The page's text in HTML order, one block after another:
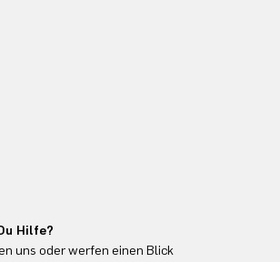
Hilfe?
uns oder werfen einen Blick